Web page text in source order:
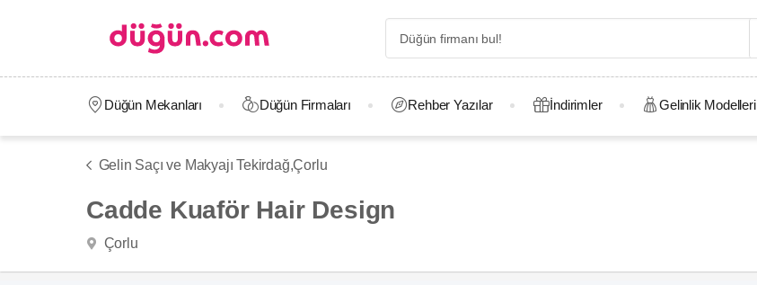
Düğün Mekanları Düğün Firmaları Rehber Yazılar İndirimler Gelinlik Modelleri
Gelin Saçı ve Makyajı Tekirdağ,Çorlu
Cadde Kuaför Hair Design
Çorlu